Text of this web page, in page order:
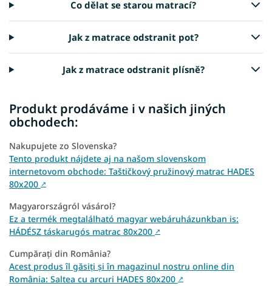
Co dělat se starou matrací?
Jak z matrace odstranit pot?
Jak z matrace odstranit plísně?
Produkt prodáváme i v našich jiných
obchodech:
Nakupujete zo Slovenska?
Tento produkt nájdete aj na našom slovenskom
internetovom obchode: Taštičkový pružinový matrac HADES
80x200 ↗
Magyarországról vásárol?
Ez a termék megtalálható magyar webáruházunkban is:
HÁDÉSZ táskarugós matrac 80x200 ↗
Cumpărați din România?
Acest produs îl găsiți și în magazinul nostru online din
România: Saltea cu arcuri HADES 80x200 ↗